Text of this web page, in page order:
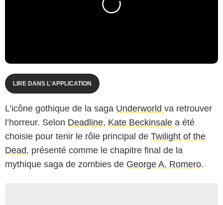
LIRE DANS L'APPLICATION
L’icône gothique de la saga Underworld va retrouver
l’horreur. Selon Deadline, Kate Beckinsale a été
choisie pour tenir le rôle principal de Twilight of the
Dead, présenté comme le chapitre final de la
mythique saga de zombies de George A. Romero.